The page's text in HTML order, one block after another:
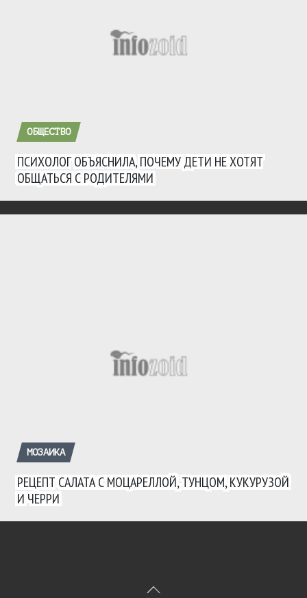
ОБЩЕСТВО
ПСИХОЛОГ ОБЪЯСНИЛА, ПОЧЕМУ ДЕТИ НЕ ХОТЯТ
ОБЩАТЬСЯ С РОДИТЕЛЯМИ
МОЗАИКА
РЕЦЕПТ САЛАТА С МОЦАРЕЛЛОЙ, ТУНЦОМ, КУКУРУЗОЙ
И ЧЕРРИ